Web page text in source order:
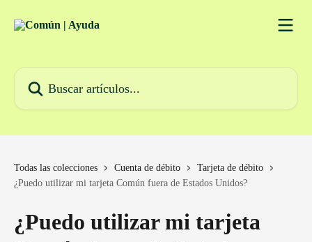
Todas las colecciones Cuenta de débito
Tarjeta de débito
¿Puedo utilizar mi tarjeta Común fuera de Estados Unidos?
¿Puedo utilizar mi tarjeta